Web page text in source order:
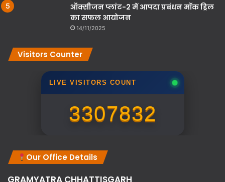
ऑक्सीजन प्लांट-2 में आपदा प्रबंधन मॉक ड्रिल
का सफल आयोजन
14/11/2025
Visitors Counter
LIVE VISITORS COUNT
3307832
Our Office Details
GRAMYATRA CHHATTISGARH